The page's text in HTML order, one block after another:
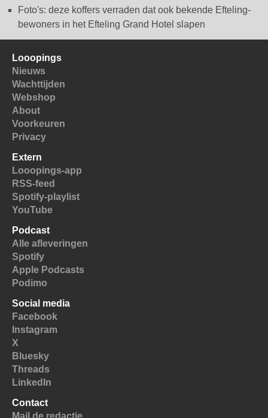
Foto's: deze koffers verraden dat ook bekende Efteling-
bewoners in het Efteling Grand Hotel slapen
Looopings
Nieuws
Wachttijden
Webshop
About
Voorkeuren
Privacy
Extern
Looopings-app
RSS-feed
Spotify-playlist
YouTube
Podcast
Alle afleveringen
Spotify
Apple Podcasts
Podimo
Social media
Facebook
Instagram
X
Bluesky
Threads
LinkedIn
Contact
Mail de redactie